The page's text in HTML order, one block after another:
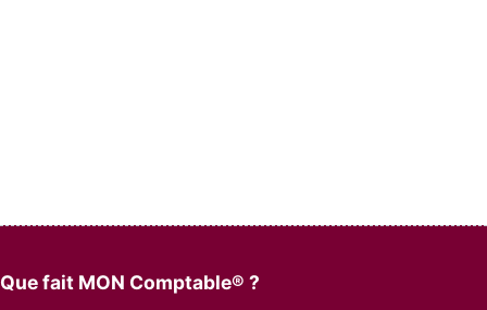
Que fait MON Comptable® ?